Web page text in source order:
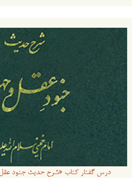
درس گفتار کتاب «شرح حدیث جنود